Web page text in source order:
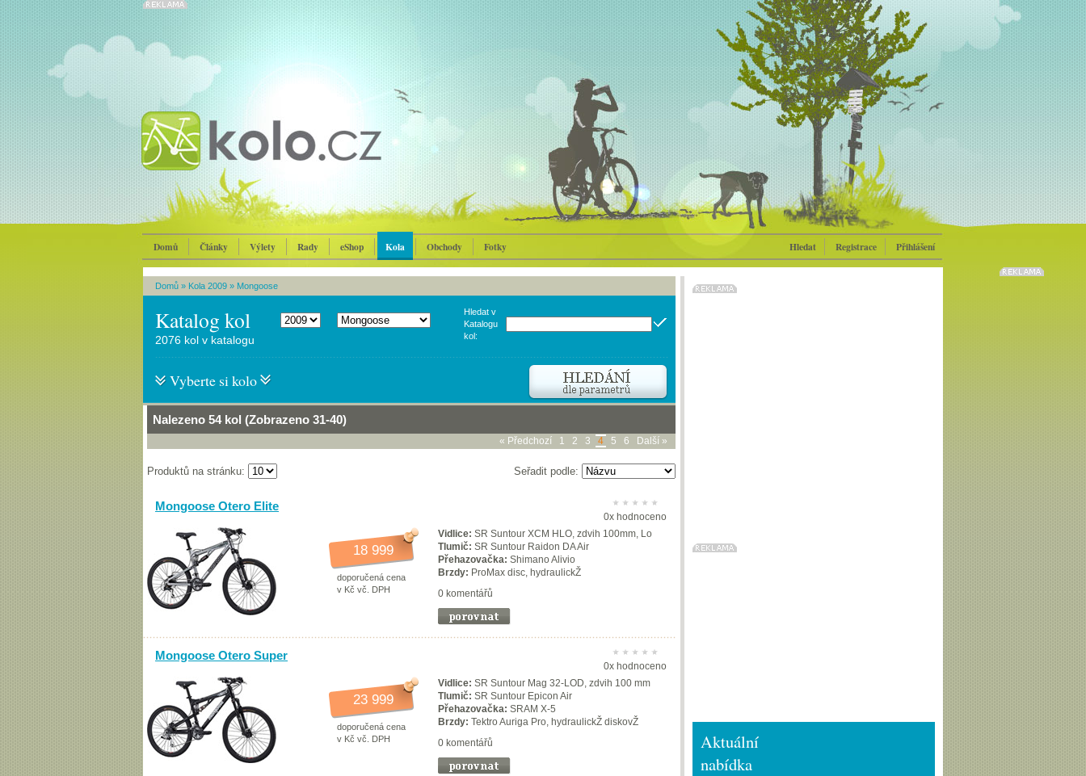
Domů Články Výlety Rady eShop Kola Obchody Fotky Hledat Registrace Přihlášení
Domů » Kola 2009 » Mongoose
Katalog kol
Hledat v
Katalogu
kol:
2076 kol v katalogu
Vyberte si kolo
Nalezeno 54 kol (Zobrazeno 31-40)
« Předchozí 1 2 3 4 5 6 Další »
Produktů na stránku: Seřadit podle:
Mongoose Otero Elite
0x hodnoceno
18 999
doporučená cena
v Kč vč. DPH
Vidlice: SR Suntour XCM HLO, zdvih 100mm, Lo
Tlumič: SR Suntour Raidon DA Air
Přehazovačka: Shimano Alivio
Brzdy: ProMax disc, hydraulickŽ
0 komentářů
Mongoose Otero Super
0x hodnoceno
23 999
doporučená cena
v Kč vč. DPH
Vidlice: SR Suntour Mag 32-LOD, zdvih 100 mm
Tlumič: SR Suntour Epicon Air
Přehazovačka: SRAM X-5
Brzdy: Tektro Auriga Pro, hydraulickŽ diskovŽ
0 komentářů
Aktuální
nabídka